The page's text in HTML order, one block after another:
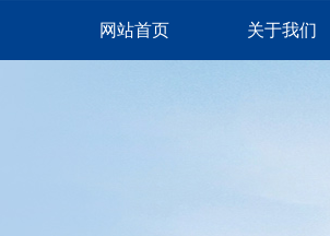
网站首页 关于我们